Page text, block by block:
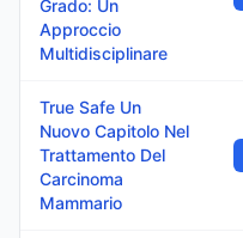
Grado: Un
Approccio
Multidisciplinare
True Safe Un
Nuovo Capitolo Nel
Trattamento Del
Carcinoma
Mammario